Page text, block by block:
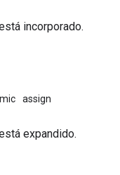
incorporado.
assign
expandido.